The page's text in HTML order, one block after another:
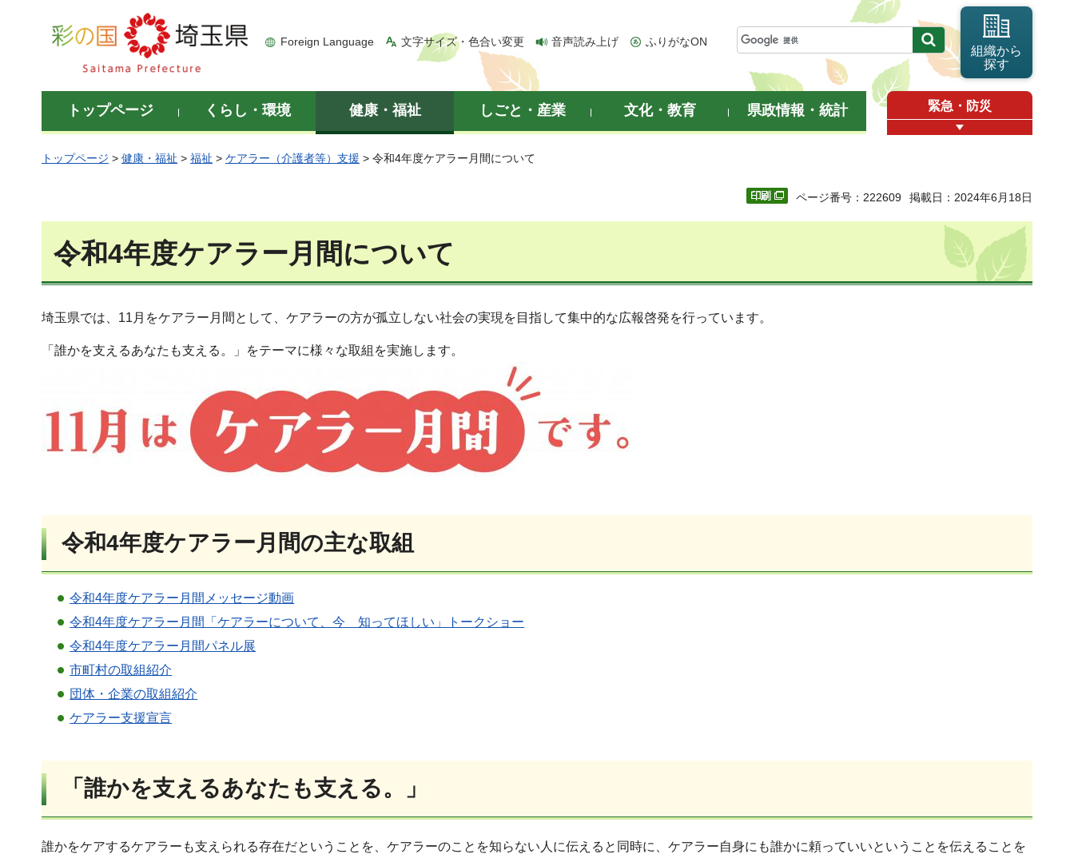
彩の国 埼玉県
Foreign Language 文字サイズ・色合い変更 音声読み上げ ふりがなON
組織から
探す
トップページ くらし・環境 健康・福祉 しごと・産業 文化・教育 県政情報・統計 緊急・防災
トップページ > 健康・福祉 > 福祉 > ケアラー（介護者等）支援 > 令和4年度ケアラー月間について
ページ番号：222609 掲載日：2024年6月18日
令和4年度ケアラー月間について
埼玉県では、11月をケアラー月間として、ケアラーの方が孤立しない社会の実現を目指して集中的な広報啓発を行っています。
「誰かを支えるあなたも支える。」をテーマに様々な取組を実施します。
令和4年度ケアラー月間の主な取組
令和4年度ケアラー月間メッセージ動画
令和4年度ケアラー月間「ケアラーについて、今 知ってほしい」トークショー
令和4年度ケアラー月間パネル展
市町村の取組紹介
団体・企業の取組紹介
ケアラー支援宣言
「誰かを支えるあなたも支える。」
誰かをケアするケアラーも支えられる存在だということを、ケアラーのことを知らない人に伝えると同時に、ケアラー自身にも誰かに頼っていいということを伝えることを